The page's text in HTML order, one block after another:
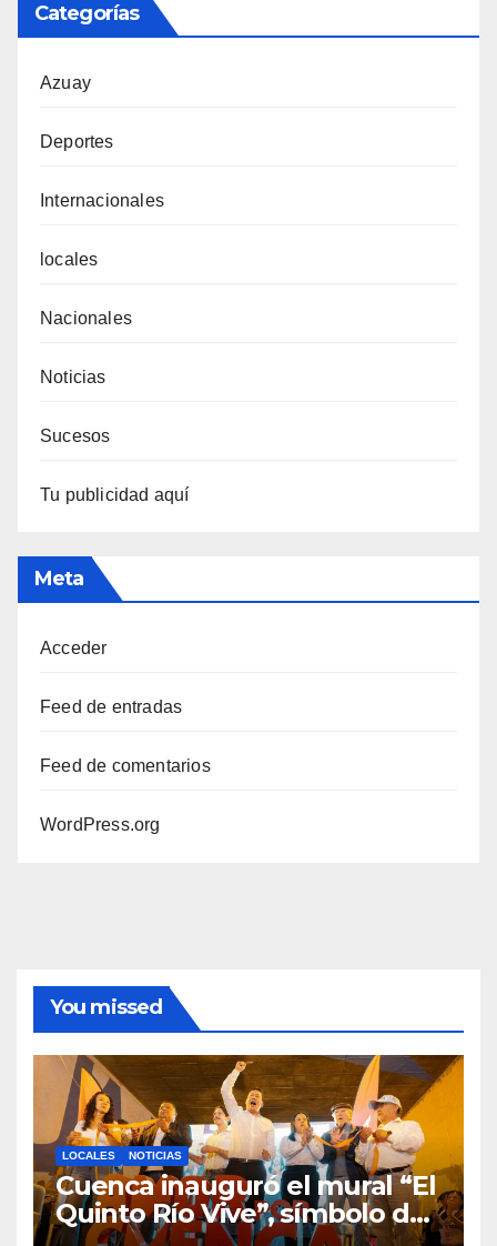
Categorías
Azuay
Deportes
Internacionales
locales
Nacionales
Noticias
Sucesos
Tu publicidad aquí
Meta
Acceder
Feed de entradas
Feed de comentarios
WordPress.org
You missed
LOCALES NOTICIAS
Cuenca inauguró el mural “El
Quinto Río Vive”, símbolo de